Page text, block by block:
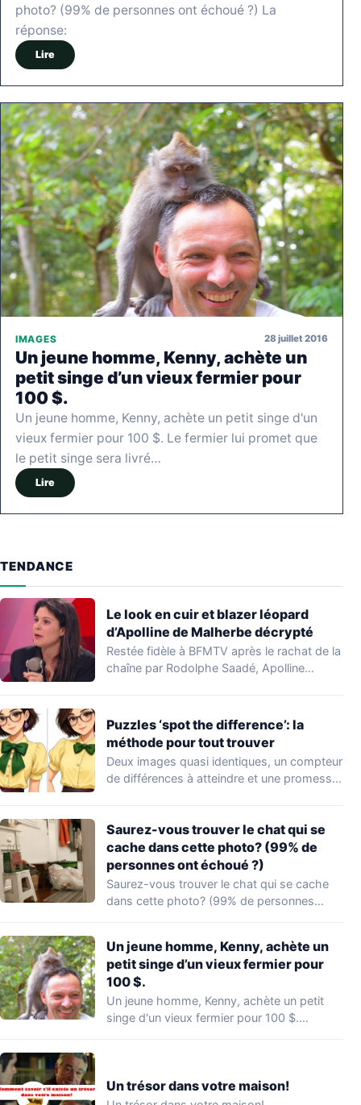
photo? (99% de personnes ont échoué ?) La
réponse:
Lire
IMAGES 28 juillet 2016
Un jeune homme, Kenny, achète un
petit singe d’un vieux fermier pour
100 $.
Un jeune homme, Kenny, achète un petit singe d'un
vieux fermier pour 100 $. Le fermier lui promet que
le petit singe sera livré…
Lire
TENDANCE
Le look en cuir et blazer léopard
d’Apolline de Malherbe décrypté
Restée fidèle à BFMTV après le rachat de la
chaîne par Rodolphe Saadé, Apolline…
Puzzles ‘spot the difference’: la
méthode pour tout trouver
Deux images quasi identiques, un compteur
de différences à atteindre et une promesse
Saurez-vous trouver le chat qui se
cache dans cette photo? (99% de
personnes ont échoué ?)
Saurez-vous trouver le chat qui se cache
dans cette photo? (99% de personnes
Un jeune homme, Kenny, achète un
petit singe d’un vieux fermier pour
100 $.
Un jeune homme, Kenny, achète un petit
singe d'un vieux fermier pour 100 $.…
Un trésor dans votre maison!